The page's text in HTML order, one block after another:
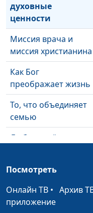
духовные
ценности
Миссия врача и
миссия христианина
Как Бог
преображает жизнь
То, что объединяет
семью
Любовь всё
признаком любви
Любовь всему верит.
Что люди хотят
Посмотреть
Онлайн ТВ • Архив
приложение